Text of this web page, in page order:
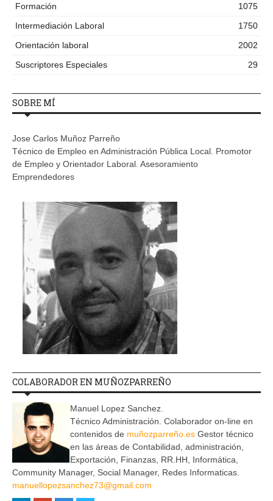
Formación
1075
Intermediación Laboral
1750
Orientación laboral
2002
Suscriptores Especiales
29
SOBRE MÍ
Jose Carlos Muñoz Parreño
Técnico de Empleo en Administración Pública Local. Promotor
de Empleo y Orientador Laboral. Asesoramiento
Emprendedores
COLABORADOR EN MUÑOZPARREÑO
Manuel Lopez Sanchez.
Técnico Administración. Colaborador on-line en
contenidos de muñozparreño.es Gestor técnico
en las áreas de Contabilidad, administración,
Exportación, Finanzas, RR.HH, Informática,
Community Manager, Social Manager, Redes Informaticas.
manuellopezsanchez73@gmail.com